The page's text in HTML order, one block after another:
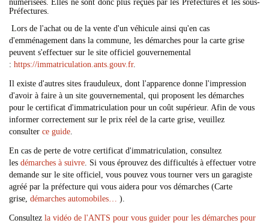
numérisées. Elles ne sont donc plus reçues par les Préfectures et les sous-
Préfectures.
Lors de l'achat ou de la vente d'un véhicule ainsi qu'en cas
d'emménagement dans la commune, les démarches pour la carte grise
peuvent s'effectuer sur le site officiel gouvernemental
: https://immatriculation.ants.gouv.fr.
Il existe d'autres sites frauduleux, dont l'apparence donne l'impression
d'avoir à faire à un site gouvernemental, qui proposent les démarches
pour le certificat d'immatriculation pour un coût supérieur. Afin de vous
informer correctement sur le prix réel de la carte grise, veuillez
consulter ce guide.
En cas de perte de votre certificat d'immatriculation, consultez
les démarches à suivre. Si vous éprouvez des difficultés à effectuer votre
demande sur le site officiel, vous pouvez vous tourner vers un garagiste
agréé par la préfecture qui vous aidera pour vos démarches (Carte
grise, démarches automobiles… ).
Consultez la vidéo de l'ANTS pour vous guider pour les démarches pour